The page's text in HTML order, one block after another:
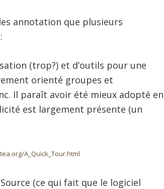
annotation que plusieurs
(trop?) et d’outils pour une
orienté groupes et
Il paraît avoir été mieux adopté en
est largement présente (un
A_Quick_Tour.html
(ce qui fait que le logiciel